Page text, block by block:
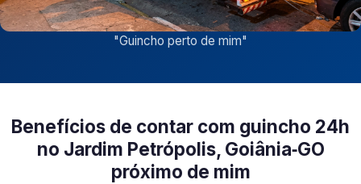
"Guincho perto de mim"
Benefícios de contar com guincho 24h
no Jardim Petrópolis, Goiânia‑GO
próximo de mim